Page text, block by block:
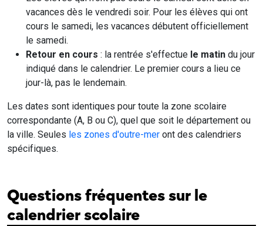
vacances dès le vendredi soir. Pour les élèves qui ont
cours le samedi, les vacances débutent officiellement
le samedi.
Retour en cours : la rentrée s'effectue le matin du jour
indiqué dans le calendrier. Le premier cours a lieu ce
jour-là, pas le lendemain.
Les dates sont identiques pour toute la zone scolaire
correspondante (A, B ou C), quel que soit le département ou
la ville. Seules les zones d'outre-mer ont des calendriers
spécifiques.
Questions fréquentes sur le
calendrier scolaire